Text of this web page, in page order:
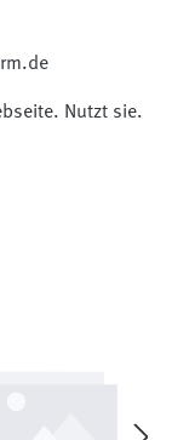
Nutzt sie.